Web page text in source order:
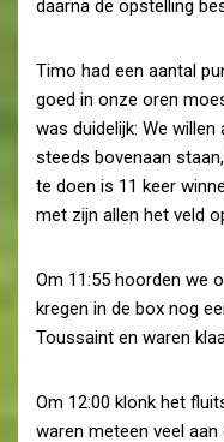
daarna de opstelling
Timo had een aantal
goed in onze oren
was duidelijk: We
steeds bovenaan
te doen is 11 keer
met zijn allen het veld
Om 11:55 hoorden we
kregen in de box nog
Toussaint en waren
Om 12:00 klonk het
waren meteen veel aan